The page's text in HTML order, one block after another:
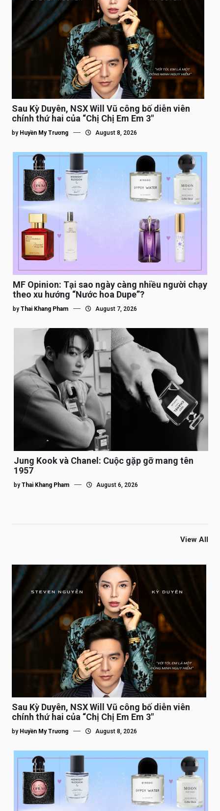
Sau Kỳ Duyên, NSX Will Vũ công bố diễn viên
chính thứ hai của “Chị Chị Em Em 3″
by Huyền My Trương August 8, 2026
MF Opinion: Tại sao ngày càng nhiều người chạy
theo xu hướng “Nước hoa Dupe”?
by Thai Khang Pham August 7, 2026
Jung Kook và Chanel: Cuộc gặp gỡ mang tên
1957
by Thai Khang Pham August 6, 2026
View All
Sau Kỳ Duyên, NSX Will Vũ công bố diễn viên
chính thứ hai của “Chị Chị Em Em 3″
by Huyền My Trương August 8, 2026